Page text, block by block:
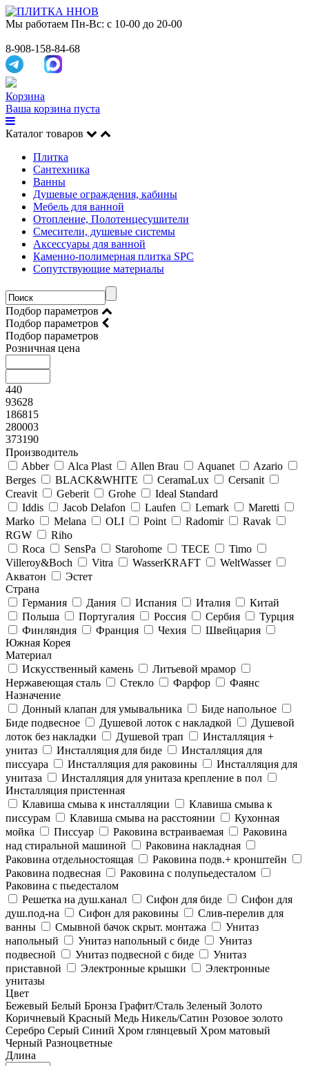
Мы работаем Пн-Вс: с 10-00 до 20-00
8-908-158-84-68
Корзина
Ваша корзина пуста
Каталог товаров
Плитка
Сантехника
Ванны
Душевые ограждения, кабины
Мебель для ванной
Отопление, Полотенцесушители
Смесители, душевые системы
Аксессуары для ванной
Каменно-полимерная плитка SPC
Сопутствующие материалы
Подбор параметров
Подбор параметров
Подбор параметров
Розничная цена
440
93628
186815
280003
373190
Производитель
Abber
Alca Plast Allen Brau Aquanet
Azario
Berges
BLACK&WHITE CeramaLux
Cersanit
Creavit
Geberit Grohe
Ideal Standard
Iddis
Jacob Delafon Laufen Lemark
Maretti
Marko
Melana OLI Point Radomir
Ravak
RGW
Riho
Roca
SensPa Starohome TECE
Timo
Villeroy&Boсh
Vitra WasserKRAFT
WeltWasser
Акватон
Эстет
Страна
Германия
Дания Испания Италия
Китай
Польша
Португалия Россия Сербия
Турция
Финляндия
Франция Чехия
Швейцария
Южная Корея
Материал
Искусственный камень
Литьевой мрамор
Нержавеющая сталь
Стекло Фарфор
Фаянс
Назначение
Донный клапан для умывальника
Биде напольное
Биде подвесное
Душевой лоток с накладкой
Душевой
лоток без накладки
Душевой трап
Инсталляция +
унитаз
Инсталляция для биде
Инсталляция для
писсуара
Инсталляция для раковины
Инсталляция для
унитаза
Инсталляция для унитаза крепление в пол
Инсталляция пристенная
Клавиша смыва к инсталляции
Клавиша смыва к
писсурам
Клавиша смыва на расстоянии
Кухонная
мойка
Писсуар Раковина встраиваемая
Раковина
над стиральной машиной
Раковина накладная
Раковина отдельностоящая
Раковина подв.+ кронштейн
Раковина подвесная
Раковина с полупьедесталом
Раковина с пьедесталом
Решетка на душ.канал
Сифон для биде
Сифон для
душ.под-на
Сифон для раковины
Слив-перелив для
ванны
Смывной бачок скрыт. монтажа
Унитаз
напольный
Унитаз напольный с биде
Унитаз
подвесной
Унитаз подвесной с биде
Унитаз
приставной
Электронные крышки
Электронные
унитазы
Цвет
Бежевый Белый Бронза Графит/Сталь Зеленый Золото
Коричневый Красный Медь Никель/Сатин Розовое золото
Серебро Серый Синий Хром глянцевый Хром матовый
Черный Разноцветные
Длина